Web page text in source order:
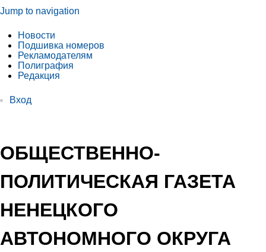
Jump to navigation
Новости
Подшивка номеров
Рекламодателям
Полиграфия
Редакция
Вход
ОБЩЕСТВЕННО-
ПОЛИТИЧЕСКАЯ ГАЗЕТА
НЕНЕЦКОГО
АВТОНОМНОГО ОКРУГА